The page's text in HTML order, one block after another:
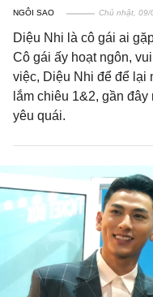
NGÔI SAO Chủ nhật, 09/
Diệu Nhi là cô gái ai
Cô gái ấy hoạt ngôn,
việc, Diệu Nhi để để lại
lắm chiêu 1&2, gần
yêu quái.